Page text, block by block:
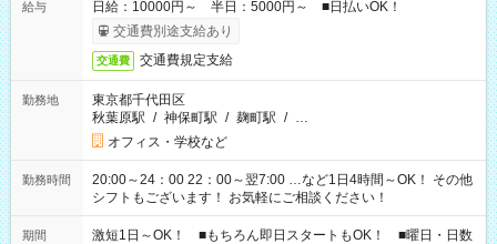
給与
日給：10000円～ 半日：5000円～ ■日払いOK！
交通費別途支給あり
交通費 交通費規定支給
勤務地
東京都千代田区
秋葉原駅 / 神保町駅 / 麹町駅 / …
オフィス・学校など
勤務時間
20:00～24：00 22：00～翌7:00 …など1日4時間～OK！ その他
シフトもございます！ お気軽にご相談ください！
期間
激短1日～OK！ ■もちろん即日スタートもOK！ ■曜日・日数